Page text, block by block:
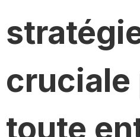
cruciale
toute